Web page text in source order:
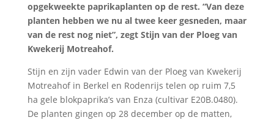
opgekweekte paprikaplanten op de rest. “Van deze
planten hebben we nu al twee keer gesneden, maar
van de rest nog niet”, zegt Stijn van der Ploeg van
Kwekerij Motreahof.
Stijn en zijn vader Edwin van der Ploeg van Kwekerij
Motreahof in Berkel en Rodenrijs telen op ruim 7,5
ha gele blokpaprika’s van Enza (cultivar E20B.0480).
De planten gingen op 28 december op de matten,